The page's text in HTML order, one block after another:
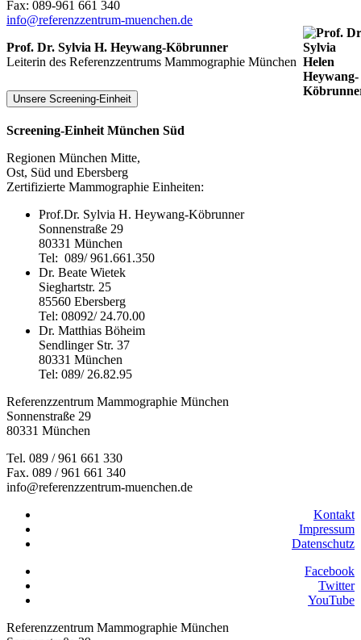
Fax: 089-961 661 340
info@referenzzentrum-muenchen.de
Prof. Dr. Sylvia H. Heywang-Köbrunner
Leiterin des Referenzzentrums Mammographie München
Unsere Screening-Einheit
Screening-Einheit München Süd
Regionen München Mitte,
Ost, Süd und Ebersberg
Zertifizierte Mammographie Einheiten:
Prof.Dr. Sylvia H. Heywang-Köbrunner
Sonnenstraße 29
80331 München
Tel: 089/ 961.661.350
Dr. Beate Wietek
Sieghartstr. 25
85560 Ebersberg
Tel: 08092/ 24.70.00
Dr. Matthias Böheim
Sendlinger Str. 37
80331 München
Tel: 089/ 26.82.95
Referenzzentrum Mammographie München
Sonnenstraße 29
80331 München
Tel. 089 / 961 661 330
Fax. 089 / 961 661 340
info@referenzzentrum-muenchen.de
Kontakt
Impressum
Datenschutz
Facebook
Twitter
YouTube
Referenzzentrum Mammographie München